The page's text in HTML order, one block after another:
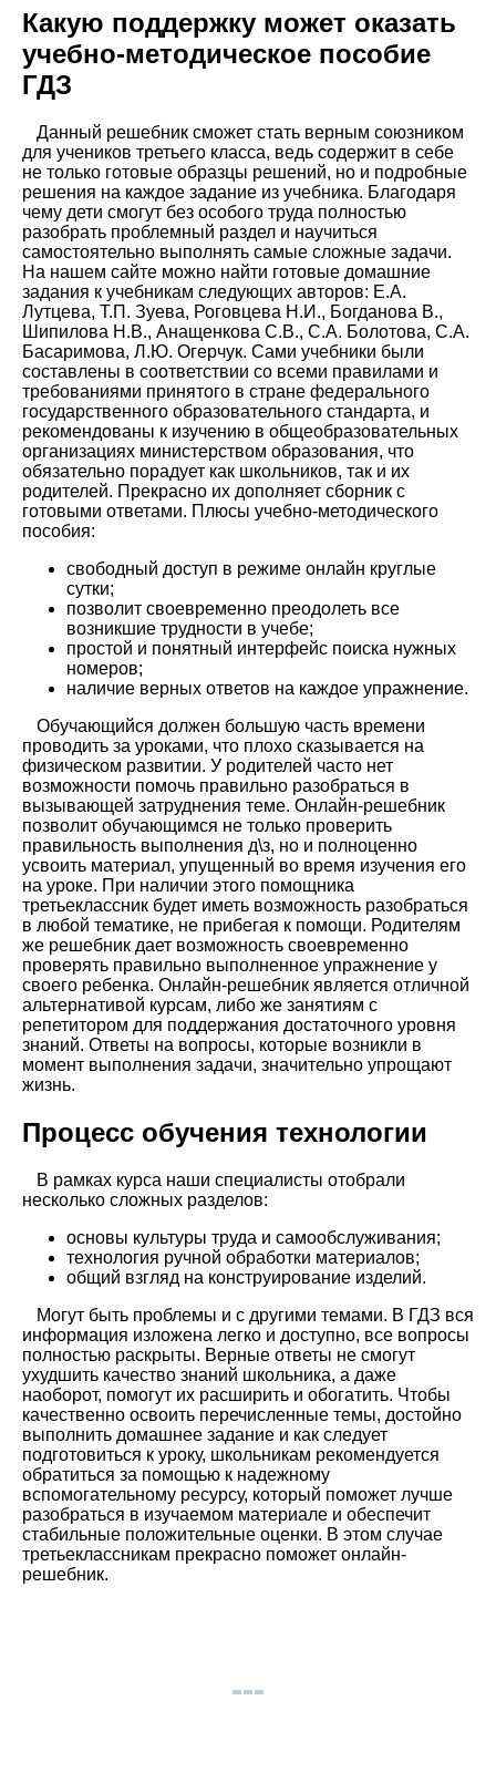
Какую поддержку может оказать
учебно-методическое пособие
ГДЗ
Данный решебник сможет стать верным союзником
для учеников третьего класса, ведь содержит в себе
не только готовые образцы решений, но и подробные
решения на каждое задание из учебника. Благодаря
чему дети смогут без особого труда полностью
разобрать проблемный раздел и научиться
самостоятельно выполнять самые сложные задачи.
На нашем сайте можно найти готовые домашние
задания к учебникам следующих авторов: Е.А.
Лутцева, Т.П. Зуева, Роговцева Н.И., Богданова В.,
Шипилова Н.В., Анащенкова С.В., С.А. Болотова, С.А.
Басаримова, Л.Ю. Огерчук. Сами учебники были
составлены в соответствии со всеми правилами и
требованиями принятого в стране федерального
государственного образовательного стандарта, и
рекомендованы к изучению в общеобразовательных
организациях министерством образования, что
обязательно порадует как школьников, так и их
родителей. Прекрасно их дополняет сборник с
готовыми ответами. Плюсы учебно-методического
пособия:
свободный доступ в режиме онлайн круглые
сутки;
позволит своевременно преодолеть все
возникшие трудности в учебе;
простой и понятный интерфейс поиска нужных
номеров;
наличие верных ответов на каждое упражнение.
Обучающийся должен большую часть времени
проводить за уроками, что плохо сказывается на
физическом развитии. У родителей часто нет
возможности помочь правильно разобраться в
вызывающей затруднения теме. Онлайн-решебник
позволит обучающимся не только проверить
правильность выполнения д\з, но и полноценно
усвоить материал, упущенный во время изучения его
на уроке. При наличии этого помощника
третьеклассник будет иметь возможность разобраться
в любой тематике, не прибегая к помощи. Родителям
же решебник дает возможность своевременно
проверять правильно выполненное упражнение у
своего ребенка. Онлайн-решебник является отличной
альтернативой курсам, либо же занятиям с
репетитором для поддержания достаточного уровня
знаний. Ответы на вопросы, которые возникли в
момент выполнения задачи, значительно упрощают
жизнь.
Процесс обучения технологии
В рамках курса наши специалисты отобрали
несколько сложных разделов:
основы культуры труда и самообслуживания;
технология ручной обработки материалов;
общий взгляд на конструирование изделий.
Могут быть проблемы и с другими темами. В ГДЗ вся
информация изложена легко и доступно, все вопросы
полностью раскрыты. Верные ответы не смогут
ухудшить качество знаний школьника, а даже
наоборот, помогут их расширить и обогатить. Чтобы
качественно освоить перечисленные темы, достойно
выполнить домашнее задание и как следует
подготовиться к уроку, школьникам рекомендуется
обратиться за помощью к надежному
вспомогательному ресурсу, который поможет лучше
разобраться в изучаемом материале и обеспечит
стабильные положительные оценки. В этом случае
третьеклассникам прекрасно поможет онлайн-
решебник.